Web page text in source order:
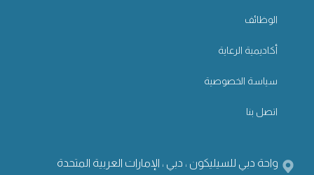
الوظائف
أكاديمية الرعاية
سياسة الخصوصية
اتصل بنا
واحة دبي للسيليكون ، دبي ، الإمارات العربية المتحدة